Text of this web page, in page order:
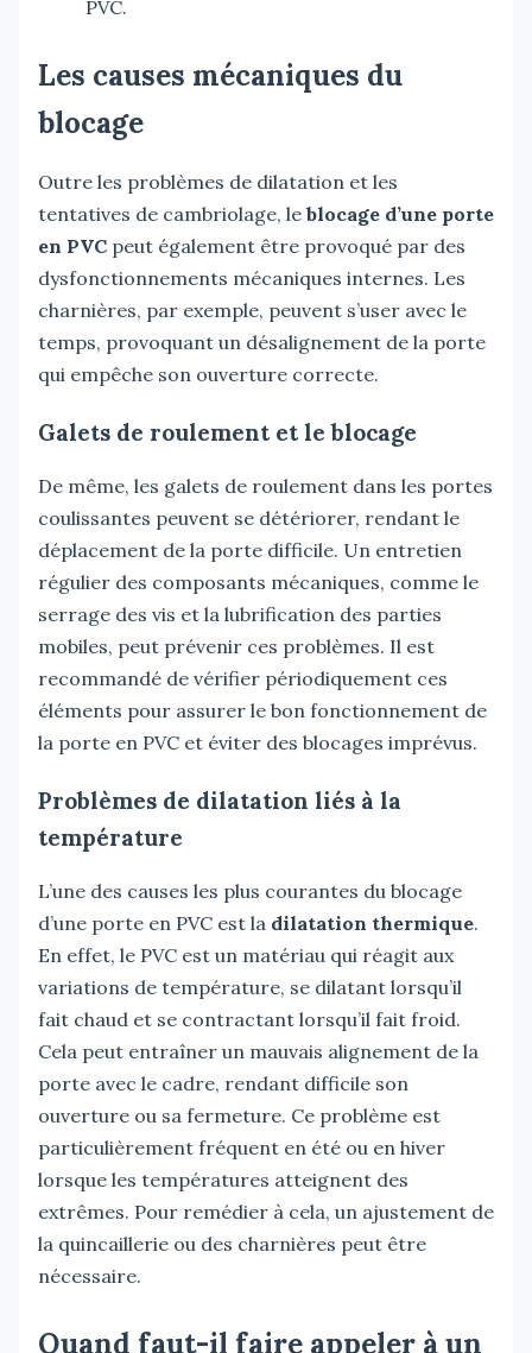
PVC.
Les causes mécaniques du
blocage
Outre les problèmes de dilatation et les
tentatives de cambriolage, le blocage d’une porte
en PVC peut également être provoqué par des
dysfonctionnements mécaniques internes. Les
charnières, par exemple, peuvent s’user avec le
temps, provoquant un désalignement de la porte
qui empêche son ouverture correcte.
Galets de roulement et le blocage
De même, les galets de roulement dans les portes
coulissantes peuvent se détériorer, rendant le
déplacement de la porte difficile. Un entretien
régulier des composants mécaniques, comme le
serrage des vis et la lubrification des parties
mobiles, peut prévenir ces problèmes. Il est
recommandé de vérifier périodiquement ces
éléments pour assurer le bon fonctionnement de
la porte en PVC et éviter des blocages imprévus.
Problèmes de dilatation liés à la
température
L’une des causes les plus courantes du blocage
d’une porte en PVC est la dilatation thermique.
En effet, le PVC est un matériau qui réagit aux
variations de température, se dilatant lorsqu’il
fait chaud et se contractant lorsqu’il fait froid.
Cela peut entraîner un mauvais alignement de la
porte avec le cadre, rendant difficile son
ouverture ou sa fermeture. Ce problème est
particulièrement fréquent en été ou en hiver
lorsque les températures atteignent des
extrêmes. Pour remédier à cela, un ajustement de
la quincaillerie ou des charnières peut être
nécessaire.
Quand faut-il faire appeler à un